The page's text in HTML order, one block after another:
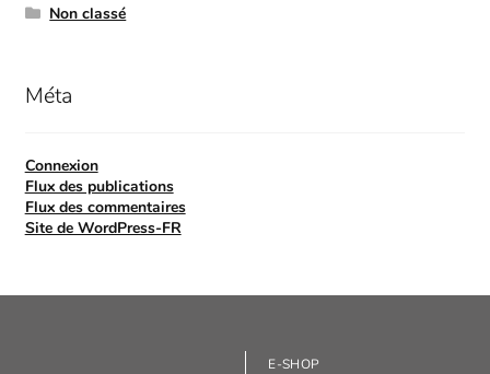
Non classé
Méta
Connexion
Flux des publications
Flux des commentaires
Site de WordPress-FR
E-SHOP